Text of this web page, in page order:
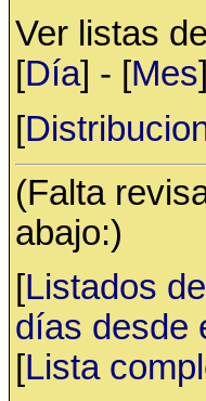
Ver listas
[Día] - [Mes
[
(Falta
abajo:)
[Listados
días desde
[Lista